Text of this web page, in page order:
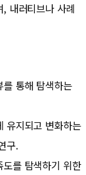
내러티브나 사례
통해 탐색하는
유지되고 변화하는
구.
를 탐색하기 위한